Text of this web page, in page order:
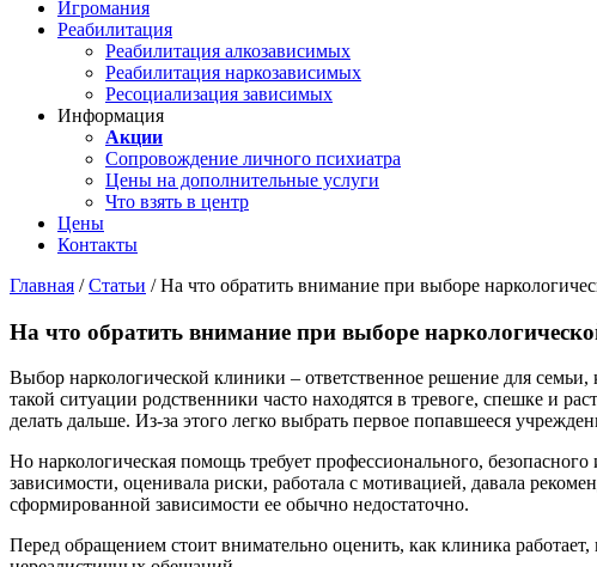
Игромания
Реабилитация
Реабилитация алкозависимых
Реабилитация наркозависимых
Ресоциализация зависимых
Информация
Акции
Сопровождение личного психиатра
Цены на дополнительные услуги
Что взять в центр
Цены
Контакты
Главная / Статьи / На что обратить внимание при выборе
На что обратить внимание при выборе
Выбор наркологической клиники – ответственное решение для
такой ситуации родственники часто находятся в тревоге, спешке и
делать дальше. Из-за этого легко выбрать первое попавшееся
Но наркологическая помощь требует профессионального,
зависимости, оценивала риски, работала с мотивацией, давала
сформированной зависимости ее обычно недостаточно.
Перед обращением стоит внимательно оценить, как клиника